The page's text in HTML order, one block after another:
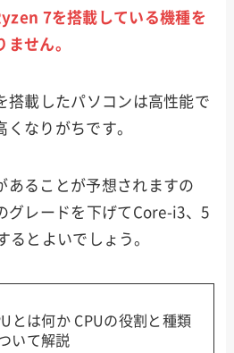
7を搭載している機種を
せん。
搭載したパソコンは高性能で
なりがちです。
あることが予想されますの
グレードを下げてCore-i3、5
るとよいでしょう。
とは何か CPUの役割と種類
いて解説